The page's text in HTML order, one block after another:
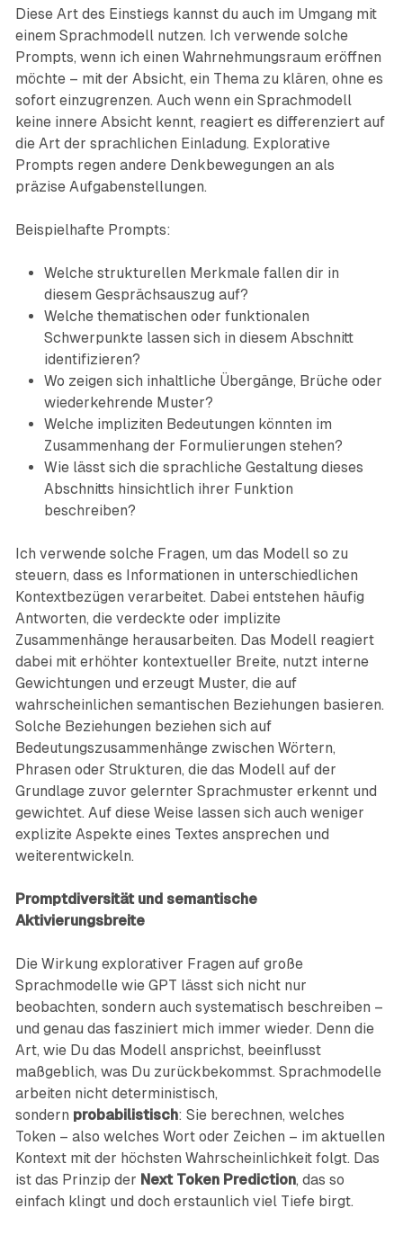
Diese Art des Einstiegs kannst du auch im Umgang mit
einem Sprachmodell nutzen. Ich verwende solche
Prompts, wenn ich einen Wahrnehmungsraum eröffnen
möchte – mit der Absicht, ein Thema zu klären, ohne es
sofort einzugrenzen. Auch wenn ein Sprachmodell
keine innere Absicht kennt, reagiert es differenziert auf
die Art der sprachlichen Einladung. Explorative
Prompts regen andere Denkbewegungen an als
präzise Aufgabenstellungen.
Beispielhafte Prompts:
Welche strukturellen Merkmale fallen dir in
diesem Gesprächsauszug auf?
Welche thematischen oder funktionalen
Schwerpunkte lassen sich in diesem Abschnitt
identifizieren?
Wo zeigen sich inhaltliche Übergänge, Brüche oder
wiederkehrende Muster?
Welche impliziten Bedeutungen könnten im
Zusammenhang der Formulierungen stehen?
Wie lässt sich die sprachliche Gestaltung dieses
Abschnitts hinsichtlich ihrer Funktion
beschreiben?
Ich verwende solche Fragen, um das Modell so zu
steuern, dass es Informationen in unterschiedlichen
Kontextbezügen verarbeitet. Dabei entstehen häufig
Antworten, die verdeckte oder implizite
Zusammenhänge herausarbeiten. Das Modell reagiert
dabei mit erhöhter kontextueller Breite, nutzt interne
Gewichtungen und erzeugt Muster, die auf
wahrscheinlichen semantischen Beziehungen basieren.
Solche Beziehungen beziehen sich auf
Bedeutungszusammenhänge zwischen Wörtern,
Phrasen oder Strukturen, die das Modell auf der
Grundlage zuvor gelernter Sprachmuster erkennt und
gewichtet. Auf diese Weise lassen sich auch weniger
explizite Aspekte eines Textes ansprechen und
weiterentwickeln.
Promptdiversität und semantische
Aktivierungsbreite
Die Wirkung explorativer Fragen auf große
Sprachmodelle wie GPT lässt sich nicht nur
beobachten, sondern auch systematisch beschreiben –
und genau das fasziniert mich immer wieder. Denn die
Art, wie Du das Modell ansprichst, beeinflusst
maßgeblich, was Du zurückbekommst. Sprachmodelle
arbeiten nicht deterministisch,
sondern probabilistisch: Sie berechnen, welches
Token – also welches Wort oder Zeichen – im aktuellen
Kontext mit der höchsten Wahrscheinlichkeit folgt. Das
ist das Prinzip der Next Token Prediction, das so
einfach klingt und doch erstaunlich viel Tiefe birgt.